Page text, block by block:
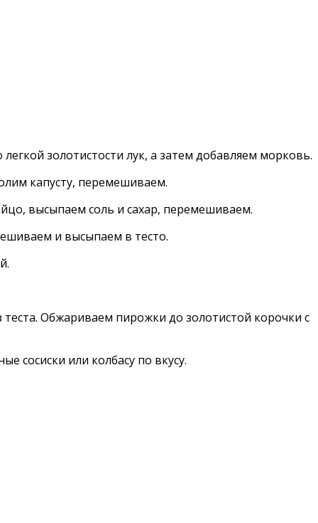
золотистости лук, а затем добавляем морковь.
капусту, перемешиваем.
высыпаем соль и сахар, перемешиваем.
и высыпаем в тесто.
Обжариваем пирожки до золотистой корочки с
сосиски или колбасу по вкусу.